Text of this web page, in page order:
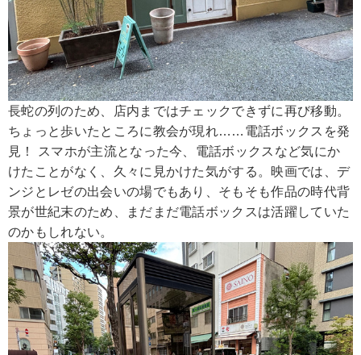
長蛇の列のため、店内まではチェックできずに再び移動。
ちょっと歩いたところに教会が現れ……電話ボックスを発
見！ スマホが主流となった今、電話ボックスなど気にか
けたことがなく、久々に見かけた気がする。映画では、デ
ンジとレゼの出会いの場でもあり、そもそも作品の時代背
景が世紀末のため、まだまだ電話ボックスは活躍していた
のかもしれない。